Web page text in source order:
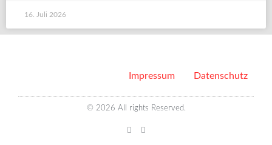
16. Juli 2026
Impressum Datenschutz
© 2026 All rights Reserved.